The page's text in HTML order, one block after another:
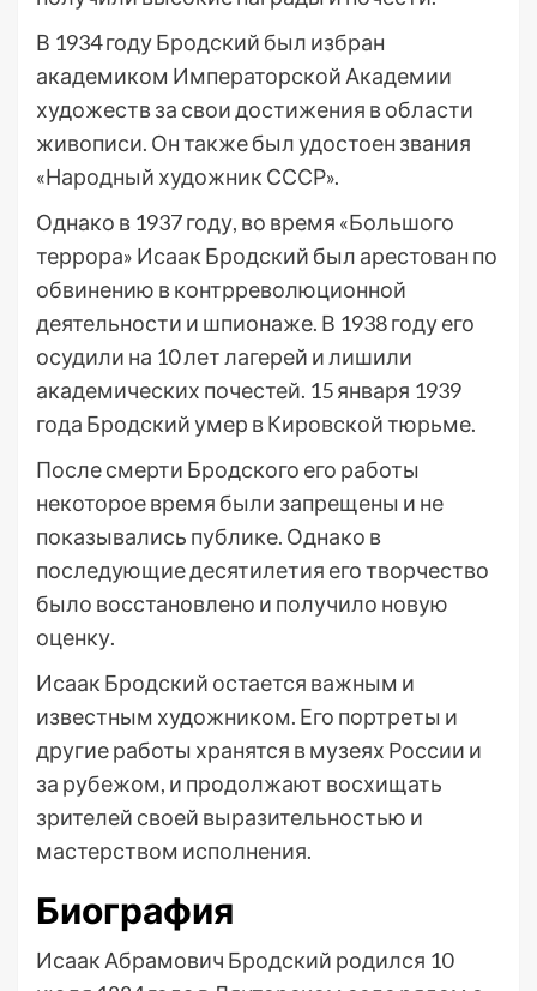
В 1934 году Бродский был избран
академиком Императорской Академии
художеств за свои достижения в области
живописи. Он также был удостоен звания
«Народный художник СССР».
Однако в 1937 году, во время «Большого
террора» Исаак Бродский был арестован по
обвинению в контрреволюционной
деятельности и шпионаже. В 1938 году его
осудили на 10 лет лагерей и лишили
академических почестей. 15 января 1939
года Бродский умер в Кировской тюрьме.
После смерти Бродского его работы
некоторое время были запрещены и не
показывались публике. Однако в
последующие десятилетия его творчество
было восстановлено и получило новую
оценку.
Исаак Бродский остается важным и
известным художником. Его портреты и
другие работы хранятся в музеях России и
за рубежом, и продолжают восхищать
зрителей своей выразительностью и
мастерством исполнения.
Биография
Исаак Абрамович Бродский родился 10